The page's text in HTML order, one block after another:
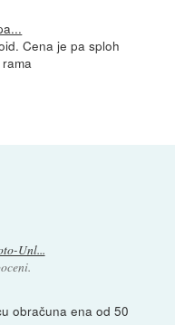
Cena je pa sploh
Unl...
obračuna ena od 50